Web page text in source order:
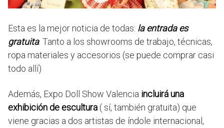
Esta es la mejor noticia de todas: la entrada es
gratuita. Tanto a los showrooms de trabajo, técnicas,
ropa materiales y accesorios (se puede comprar casi
todo allí)
Además, Expo Doll Show Valencia incluirá una
exhibición de escultura( sí, también gratuita) que
viene gracias a dos artistas de índole internacional,